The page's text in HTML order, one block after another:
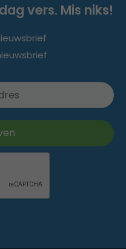
vers. Mis niks!